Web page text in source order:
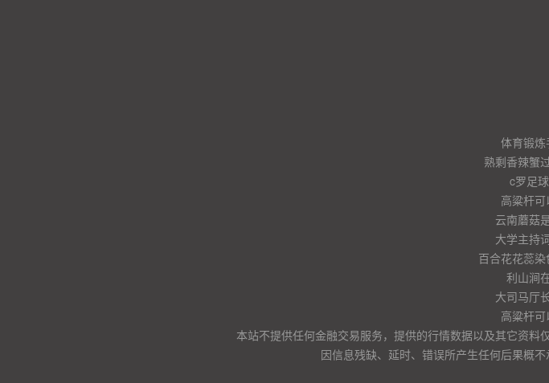
体育锻炼
熟剩香辣蟹
c罗足
高粱杆可
云南蘑菇
大学主持
百合花花蕊
利山涧
大司马厅
高粱杆可
本站不提供任何金融交易服务，提供的行情数据以及其它资料
因信息残缺、延时、错误所产生任何后果概